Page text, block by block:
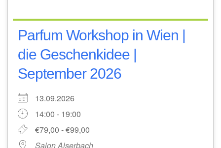
Parfum Workshop in Wien |
die Geschenkidee |
September 2026
13.09.2026
14:00 - 19:00
€79,00 - €99,00
Salon Alserbach